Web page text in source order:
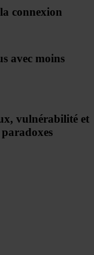
connexion
avec moins
vulnérabilité et